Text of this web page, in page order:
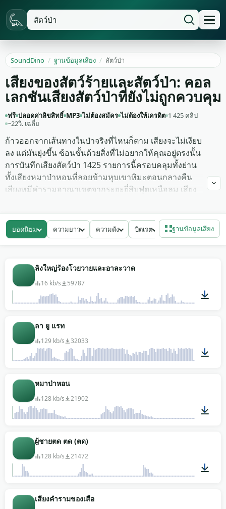
SoundDino / ฐานข้อมูลเสียง / สัตว์ป่า
เสียงของสัตว์ร้ายและสัตว์ป่า: คอล
เลกชันเสียงสัตว์ป่าที่ยังไม่ถูกควบคุม
ฟรี ปลอดค่าลิขสิทธิ์ MP3 ไม่ต้องสมัคร ไม่ต้องให้เครดิต 1 425 คลิป
~22วิ. เฉลี่ย
ก้าวออกจากเส้นทางในป่าจริงที่ไหนก็ตาม เสียงจะไม่เงียบ
ลง แต่มันยุ่งขึ้น ซ้อนชั้นด้วยสิ่งที่ไม่อยากให้คุณอยู่ตรงนั้น
การบันทึกเสียงสัตว์ป่า 1425 รายการนี้ครอบคลุมทั้งย่าน
ทั้งเสียงหมาป่าหอนที่ลอยข้ามหุบเขาหิมะตอนกลางคืน
เสียงหมีคำรามอาณาเขตจากระยะยี่สิบฟุตเหนือลม เสียง
เสียงคำรามลึกที่ออกแบบสำหรับงานยุคก่อน
ประวัติศาสตร์และไดโนเสาร์ ที่สัตว์ยุคปัจจุบันไปไม่ถึง
คนตัดต่อสารคดีหยิบเทคบรรยากาศแบบยาวที่อยู่ใต้เสียง
และโลกเปิดซ้อนเสียงผู้ล่าไว้นอกจอ ผู้เล่นสร้างความกลัว
เองเมื่อเสียงสัตว์ปรากฏ งานตัดตัวอย่างหนังใช้เสียง
ไดโนเสาร์คำราม ปรับ pitch ลงอีก เป็นลายเซ็นสัตว์
ประหลาด คลังทั้งหมดหยิบฟรี ไม่ต้องสมัคร ปลอดค่า
ก็ได้ ดาวน์โหลดได้เลย
ยอดนิยม ความยาว ความดัง บิตเรต ฐานข้อมูลเสียง
ลิงใหญ่ร้องโวยวายและอาละวาด
16 kb/s 59787
ลา ยู แรท
129 kb/s 32033
หมาป่าหอน
128 kb/s 21902
ผู้ชายตด ตด (ตด)
128 kb/s 21472
เสียงคำรามของเสือ